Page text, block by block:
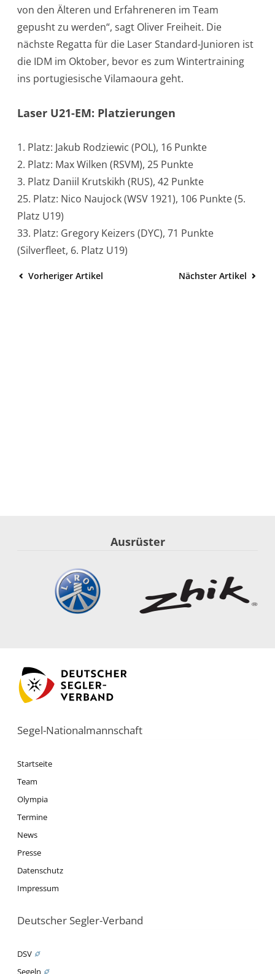
von den Älteren und Erfahreneren im Team
gepusht zu werden“, sagt Oliver Freiheit. Die
nächste Regatta für die Laser Standard-Junioren ist
die IDM im Oktober, bevor es zum Wintertraining
ins portugiesische Vilamaoura geht.
Laser U21-EM: Platzierungen
1. Platz: Jakub Rodziewic (POL), 16 Punkte
2. Platz: Max Wilken (RSVM), 25 Punkte
3. Platz Daniil Krutskikh (RUS), 42 Punkte
25. Platz: Nico Naujock (WSV 1921), 106 Punkte (5.
Platz U19)
33. Platz: Gregory Keizers (DYC), 71 Punkte
(Silverfleet, 6. Platz U19)
Vorheriger Artikel Nächster Artikel
Ausrüster
Segel-Nationalmannschaft
Startseite
Team
Olympia
Termine
News
Presse
Datenschutz
Impressum
Deutscher Segler-Verband
DSV
Segeln